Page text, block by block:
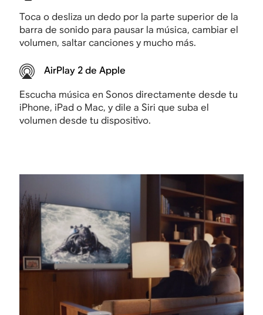
Toca o desliza un dedo por la parte superior de la
barra de sonido para pausar la música, cambiar el
volumen, saltar canciones y mucho más.
AirPlay 2 de Apple
Escucha música en Sonos directamente desde tu
iPhone, iPad o Mac, y dile a Siri que suba el
volumen desde tu dispositivo.